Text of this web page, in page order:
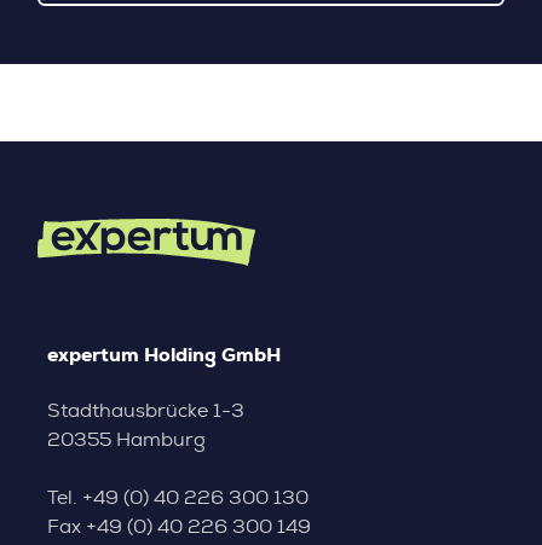
expertum Holding GmbH
Stadthausbrücke 1-3
20355 Hamburg
Tel. +49 (0) 40 226 300 130
Fax +49 (0) 40 226 300 149